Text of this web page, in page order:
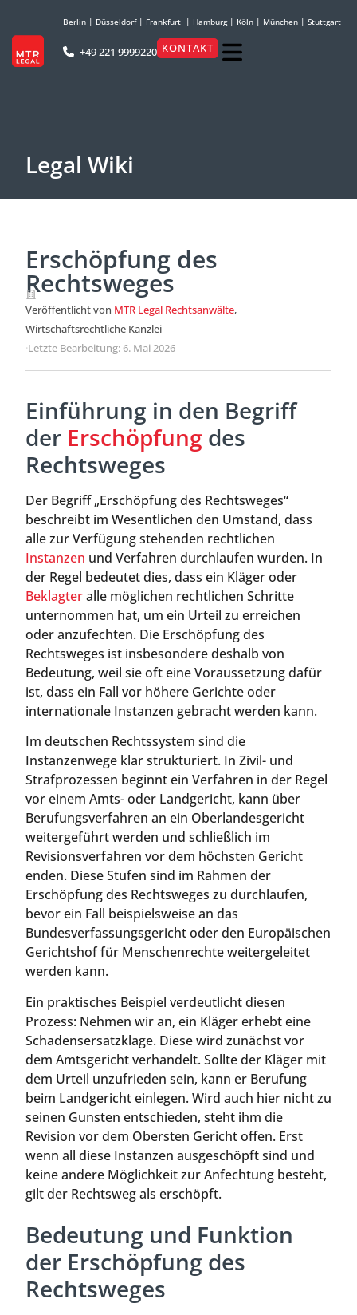
Berlin | Düsseldorf| Frankfurt | Hamburg| Köln | München | Stuttgart
+49 221 9999220 KONTAKT
Legal Wiki
Erschöpfung des
Rechtsweges
Veröffentlicht von MTR Legal Rechtsanwälte,
Wirtschaftsrechtliche Kanzlei
·Letzte Bearbeitung: 6. Mai 2026
Einführung in den Begriff
der Erschöpfung des
Rechtsweges
Der Begriff „Erschöpfung des Rechtsweges“
beschreibt im Wesentlichen den Umstand, dass
alle zur Verfügung stehenden rechtlichen
Instanzen und Verfahren durchlaufen wurden. In
der Regel bedeutet dies, dass ein Kläger oder
Beklagteralle möglichen rechtlichen Schritte
unternommen hat, um ein Urteil zu erreichen
oder anzufechten. Die Erschöpfung des
Rechtsweges ist insbesondere deshalb von
Bedeutung, weil sie oft eine Voraussetzung dafür
ist, dass ein Fall vor höhere Gerichte oder
internationale Instanzen gebracht werden kann.
Im deutschen Rechtssystem sind die
Instanzenwege klar strukturiert. In Zivil- und
Strafprozessen beginnt ein Verfahren in der Regel
vor einem Amts- oder Landgericht, kann über
Berufungsverfahren an ein Oberlandesgericht
weitergeführt werden und schließlich im
Revisionsverfahren vor dem höchsten Gericht
enden. Diese Stufen sind im Rahmen der
Erschöpfung des Rechtsweges zu durchlaufen,
bevor ein Fall beispielsweise an das
Bundesverfassungsgericht oder den Europäischen
Gerichtshof für Menschenrechte weitergeleitet
werden kann.
Ein praktisches Beispiel verdeutlicht diesen
Prozess: Nehmen wir an, ein Kläger erhebt eine
Schadensersatzklage. Diese wird zunächst vor
dem Amtsgericht verhandelt. Sollte der Kläger mit
dem Urteil unzufrieden sein, kann er Berufung
beim Landgericht einlegen. Wird auch hier nicht zu
seinen Gunsten entschieden, steht ihm die
Revision vor dem Obersten Gericht offen. Erst
wenn all diese Instanzen ausgeschöpft sind und
keine andere Möglichkeit zur Anfechtung besteht,
gilt der Rechtsweg als erschöpft.
Bedeutung und Funktion
der Erschöpfung des
Rechtsweges